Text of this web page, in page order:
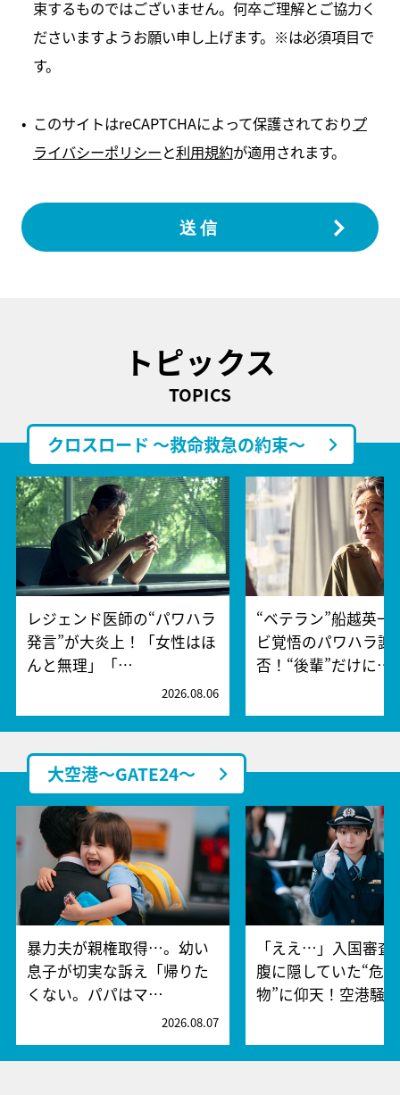
束するものではございません。何卒ご理解とご協力く
ださいますようお願い申し上げます。※は必須項目で
す。
このサイトはreCAPTCHAによって保護されており プ
ライバシーポリシーと利用規約が適用されます。
トピックス
TOPICS
クロスロード ～救命救急の約束～
レジェンド医師の“パワハラ
発言”が大炎上！「女性はほ
んと無理」「…
2026.08.06
“ベテラン”船越英一
ビ覚悟のパワハラ謝
否！“後輩”だけに…
大空港～GATE24～
暴力夫が親権取得…。幼い
息子が切実な訴え「帰りた
くない。パパはマ…
2026.08.07
「ええ…」入国審査
腹に隠していた“危
物”に仰天！空港騒